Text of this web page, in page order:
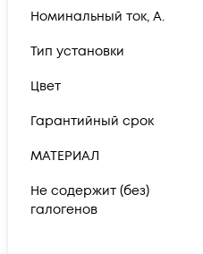
Номинальный ток, А.
Тип установки
Цвет
Гарантийный срок
МАТЕРИАЛ
Не содержит (без)
галогенов